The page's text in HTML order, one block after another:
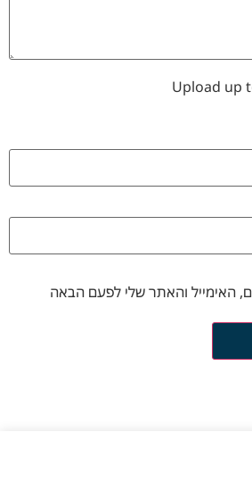
Upload up
האימייל והאתר שלי לפעם הבאה